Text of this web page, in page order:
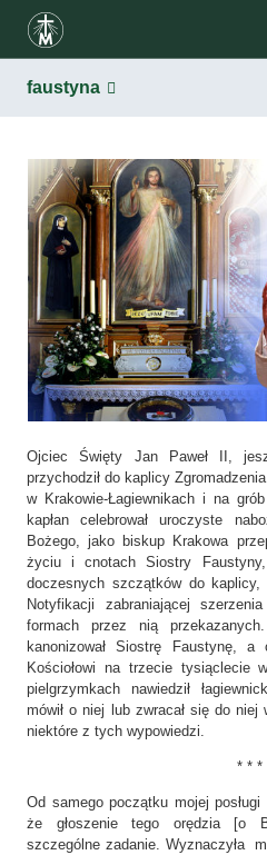
faustyna
Ojciec Święty Jan Paweł II,
przychodził do kaplicy
w Krakowie-Łagiewnikach i na
kapłan celebrował uroczyste
Bożego, jako biskup Krakowa
życiu i cnotach Siostry
doczesnych szczątków do
Notyfikacji zabraniającej
formach przez nią
kanonizował Siostrę Faustynę, a
Kościołowi na trzecie tysiąclecie
pielgrzymkach nawiedził
mówił o niej lub zwracał się do
niektóre z tych wypowiedzi.
* * *
Od samego początku mojej
że głoszenie tego orędzia [o
szczególne zadanie. Wyznaczyła